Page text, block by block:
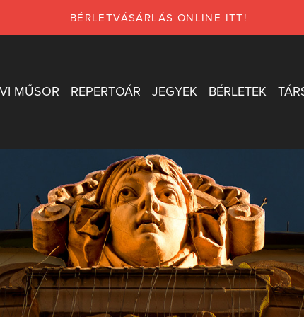
BÉRLETVÁSÁRLÁS ONLINE ITT!
MŰSOR REPERTOÁR JEGYEK BÉRLETEK